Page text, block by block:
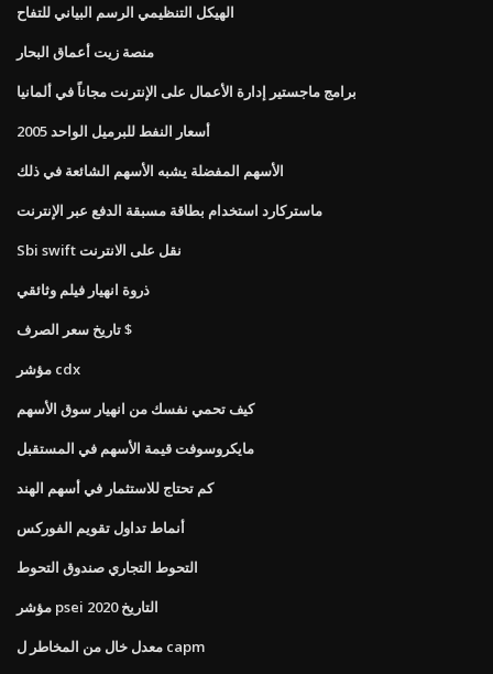
الهيكل التنظيمي الرسم البياني للتفاح
منصة زيت أعماق البحار
برامج ماجستير إدارة الأعمال على الإنترنت مجاناً في ألمانيا
أسعار النفط للبرميل الواحد 2005
الأسهم المفضلة يشبه الأسهم الشائعة في ذلك
ماستركارد استخدام بطاقة مسبقة الدفع عبر الإنترنت
Sbi swift نقل على الانترنت
ذروة انهيار فيلم وثائقي
تاريخ سعر الصرف $
مؤشر cdx
كيف تحمي نفسك من انهيار سوق الأسهم
مايكروسوفت قيمة الأسهم في المستقبل
كم تحتاج للاستثمار في أسهم الهند
أنماط تداول تقويم الفوركس
التحوط التجاري صندوق التحوط
مؤشر psei التاريخ 2020
معدل خال من المخاطر ل capm